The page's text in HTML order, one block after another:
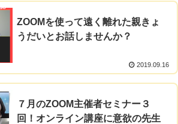
ZOOMを使って遠く離れた親きょ
うだいとお話しませんか？
2019.09.16
７月のZOOM主催者セミナー３
回！オンライン講座に意欲の先生